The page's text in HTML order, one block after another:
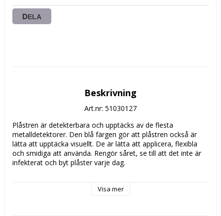
DELA
Beskrivning
Art.nr: 51030127
Plåstren är detekterbara och upptäcks av de flesta
metalldetektorer. Den blå färgen gör att plåstren också är
lätta att upptäcka visuellt. De är lätta att applicera, flexibla
och smidiga att använda. Rengör såret, se till att det inte är
infekterat och byt plåster varje dag.
Visa mer